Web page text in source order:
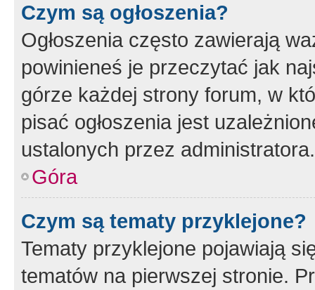
Czym są ogłoszenia?
Ogłoszenia często zawierają
powinieneś je przeczytać jak
górze każdej strony forum, w
pisać ogłoszenia jest
ustalonych przez administratora.
Góra
Czym są tematy przyklejone?
Tematy przyklejone pojawiają
tematów na pierwszej stronie.